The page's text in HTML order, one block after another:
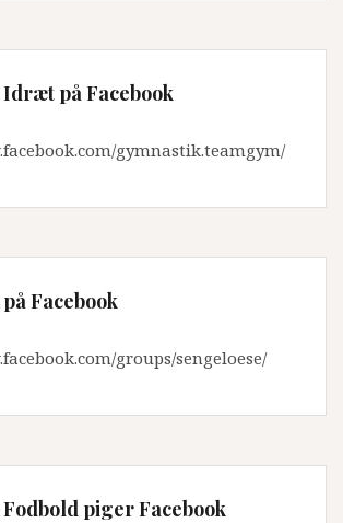
Idræt på Facebook
gymnastik.teamgym/
Facebook
groups/sengeloese/
Fodbold piger Facebook